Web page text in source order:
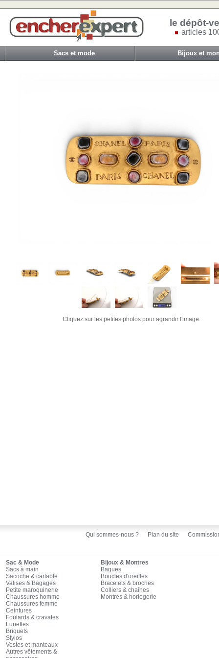
le dépôt-
articles
Sacs et mode Bijoux et
Cliquez sur les petites photos pour agrandir l'image.
Qui sommes-nous ? Plan du site
Sac & Mode
Sacs à main
Sacoche & cartable
Valises & Bagages
Petite maroquinerie
Chaussures homme
Chaussures femme
Ceintures
Foulards & cravates
Lunettes
Briquets
Stylos
Vestes et manteaux
Autres vêtements &
Bijoux & Montres
Bagues
Boucles d'oreilles
Bracelets & broches
Colliers & chaînes
Montres & horlogerie